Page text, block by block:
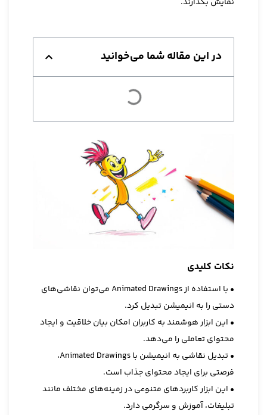
در این مقاله شما می‌خوانید
نکات کلیدی
• با استفاده از Animated Drawings می‌توان نقاشی‌های
دستی را به انیمیشن تبدیل کرد.
• این ابزار هوشمند به کاربران امکان بیان خلاقیت و ایجاد
محتوای تعاملی را می‌دهد.
• تبدیل نقاشی به انیمیشن با Animated Drawings،
فرصتی برای ایجاد محتوای جذاب است.
• این ابزار کاربردهای متنوعی در زمینه‌های مختلف مانند
تبلیغات، آموزش و سرگرمی دارد.